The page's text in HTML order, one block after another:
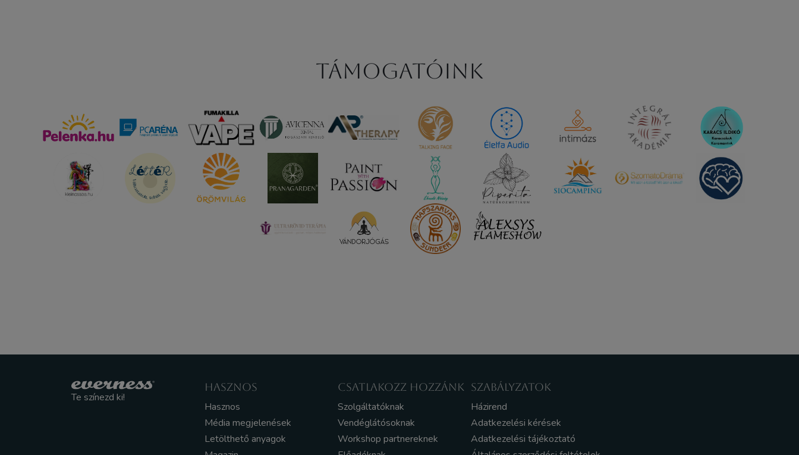
Támogatóink
Te színezd ki!
HASZNOS
Hasznos
Média megjelenések
Letölthető anyagok
CSATLAKOZZ HOZZÁNK
Szolgáltatóknak
Vendéglátósoknak
Workshop partnereknek
SZABÁLYZATOK
Házirend
Adatkezelési kérések
Adatkezelési tájékoztató